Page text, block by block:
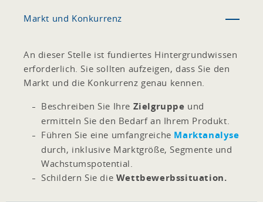
Markt und Konkurrenz
An dieser Stelle ist fundiertes Hintergrundwissen
erforderlich. Sie sollten aufzeigen, dass Sie den
Markt und die Konkurrenz genau kennen.
Beschreiben Sie Ihre Zielgruppe und
ermitteln Sie den Bedarf an Ihrem Produkt.
Führen Sie eine umfangreiche Marktanalyse
durch, inklusive Marktgröße, Segmente und
Wachstumspotential.
Schildern Sie die Wettbewerbssituation.